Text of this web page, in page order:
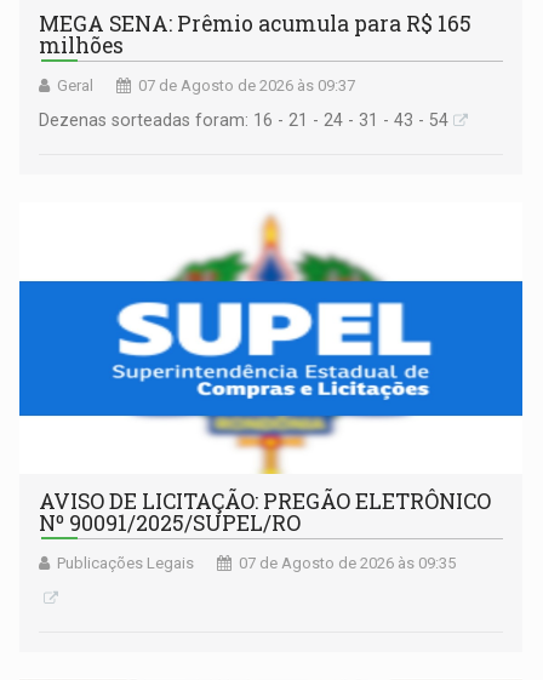
MEGA SENA: Prêmio acumula para R$ 165
milhões
Geral 07 de Agosto de 2026 às 09:37
Dezenas sorteadas foram: 16 - 21 - 24 - 31 - 43 - 54
AVISO DE LICITAÇÃO: PREGÃO ELETRÔNICO
Nº 90091/2025/SUPEL/RO
Publicações Legais 07 de Agosto de 2026 às 09:35